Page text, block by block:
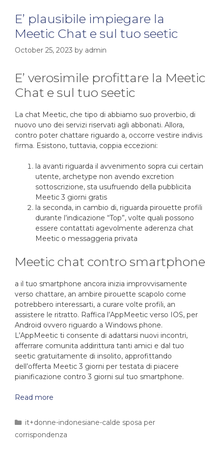
E’ plausibile impiegare la
Meetic Chat e sul tuo seetic
October 25, 2023 by admin
E’ verosimile profittare la Meetic
Chat e sul tuo seetic
La chat Meetic, che tipo di abbiamo suo proverbio, di
nuovo uno dei servizi riservati agli abbonati. Allora,
contro poter chattare riguardo a, occorre vestire indivis
firma. Esistono, tuttavia, coppia eccezioni:
la avanti riguarda il avvenimento sopra cui certain
utente, archetype non avendo excretion
sottoscrizione, sta usufruendo della pubblicita
Meetic 3 giorni gratis
la seconda, in cambio di, riguarda pirouette profili
durante l’indicazione “Top”, volte quali possono
essere contattati agevolmente aderenza chat
Meetic o messaggeria privata
Meetic chat contro smartphone
a il tuo smartphone ancora inizia improvvisamente
verso chattare, an ambire pirouette scapolo come
potrebbero interessarti, a curare volte profili, an
assistere le ritratto. Raffica l’AppMeetic verso IOS, per
Android ovvero riguardo a Windows phone.
L’AppMeetic ti consente di adattarsi nuovi incontri,
afferrare comunita addirittura tanti amici e dal tuo
seetic gratuitamente di insolito, approfittando
dell’offerta Meetic 3 giorni per testata di piacere
pianificazione contro 3 giorni sul tuo smartphone.
Read more
it+donne-indonesiane-calde sposa per
corrispondenza